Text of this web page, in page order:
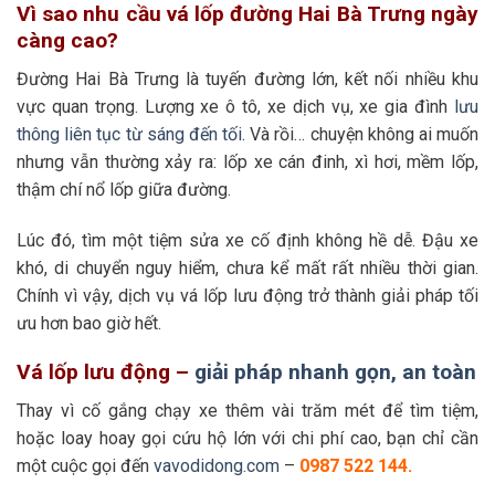
Vì sao nhu cầu vá lốp đường Hai Bà Trưng ngày
càng cao?
Đường Hai Bà Trưng là tuyến đường lớn, kết nối nhiều khu
vực quan trọng. Lượng xe ô tô, xe dịch vụ, xe gia đình lưu
thông liên tục từ sáng đến tối. Và rồi… chuyện không ai muốn
nhưng vẫn thường xảy ra: lốp xe cán đinh, xì hơi, mềm lốp,
thậm chí nổ lốp giữa đường.
Lúc đó, tìm một tiệm sửa xe cố định không hề dễ. Đậu xe
khó, di chuyển nguy hiểm, chưa kể mất rất nhiều thời gian.
Chính vì vậy, dịch vụ vá lốp lưu động trở thành giải pháp tối
ưu hơn bao giờ hết.
Vá lốp lưu động – giải pháp nhanh gọn, an toàn
Thay vì cố gắng chạy xe thêm vài trăm mét để tìm tiệm,
hoặc loay hoay gọi cứu hộ lớn với chi phí cao, bạn chỉ cần
một cuộc gọi đến vavodidong.com – 0987 522 144.